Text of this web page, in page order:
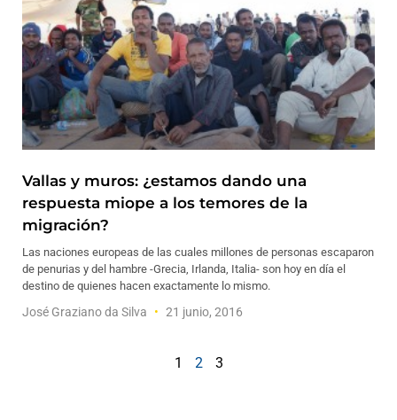
Vallas y muros: ¿estamos dando una
respuesta miope a los temores de la
migración?
Las naciones europeas de las cuales millones de personas escaparon
de penurias y del hambre -Grecia, Irlanda, Italia- son hoy en día el
destino de quienes hacen exactamente lo mismo.
José Graziano da Silva 21 junio, 2016
1 2 3